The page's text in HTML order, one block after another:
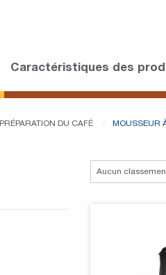
Caractéristiques des
PRÉPARATION DU CAFÉ MOUSSEUR